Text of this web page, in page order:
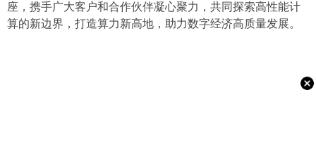
座，携手广大客户和合作伙伴凝心聚力，共同探索高性能计
算的新边界，打造算力新高地，助力数字经济高质量发展。